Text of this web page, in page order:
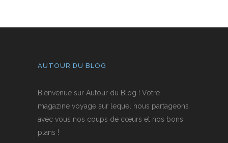
AUTOUR DU BLOG
Bienvenue sur Autour du Blog ! Votre
magazine voyage sur lequel nous partageons
avec vous nos coups de cœurs et nos bons
plans !